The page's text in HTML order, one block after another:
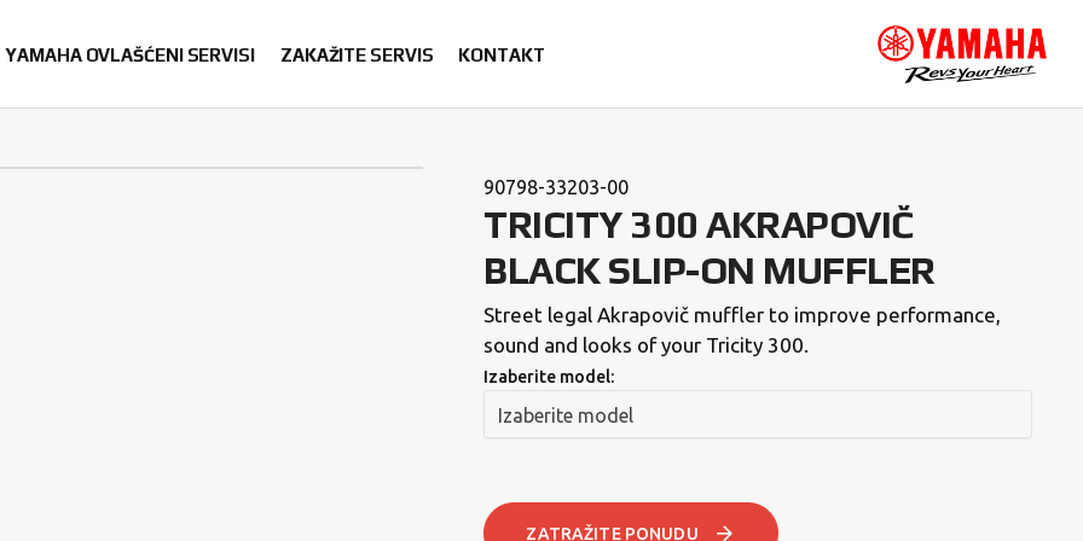
YAMAHA OVLAŠĆENI SERVISI ZAKAŽITE SERVIS KONTAKT
90798-33203-00
Izaberite model:
TRICITY 300 AKRAPOVIČ
BLACK SLIP-ON MUFFLER
Street legal Akrapovič muffler to improve performance,
sound and looks of your Tricity 300.
ZATRAŽITE PONUDU